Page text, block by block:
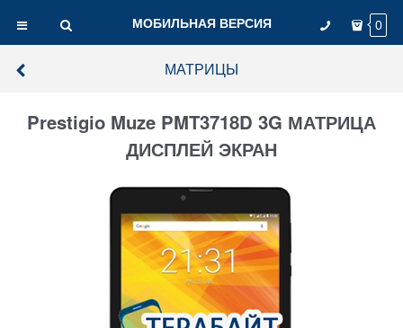
МОБИЛЬНАЯ ВЕРСИЯ 0
МАТРИЦЫ
Prestigio Muze PMT3718D 3G МАТРИЦА
ДИСПЛЕЙ ЭКРАН